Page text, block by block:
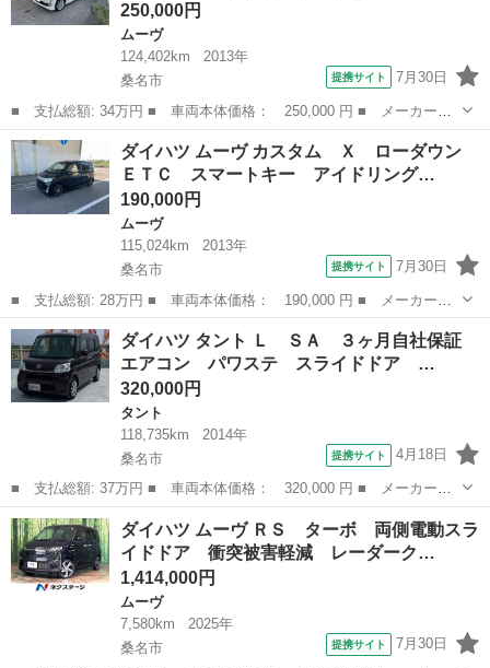
250,000円
ムーヴ
124,402km
2013年
桑名市
提携サイト 7月30日
■ 支払総額: 34万円 ■ 車両本体価格： 250,000 円 ■ メーカー
名： ダイハツ ■ 車種名： ムーヴ ■ グレード名： カスタム
ＲＳ ドライブレコーダー バックカメラ ナビ ＴＶ スマートキ
ー アイドリング...
三重 桑名市 ムーヴ
ダイハツ ムーヴ カスタム Ｘ ローダウン
ＥＴＣ スマートキー アイドリング…
190,000円
ムーヴ
115,024km
2013年
桑名市
提携サイト 7月30日
■ 支払総額: 28万円 ■ 車両本体価格： 190,000 円 ■ メーカー
名： ダイハツ ■ 車種名： ムーヴ ■ グレード名： カスタム
Ｘ ローダウン ＥＴＣ スマートキー アイドリングストップ 電
動格納ミラー ベ...
三重 桑名市 ムーヴ
ダイハツ タント Ｌ ＳＡ ３ヶ月自社保証
エアコン パワステ スライドドア …
320,000円
タント
118,735km
2014年
桑名市
提携サイト 4月18日
■ 支払総額: 37万円 ■ 車両本体価格： 320,000 円 ■ メーカー
名： ダイハツ ■ 車種名： タント ■ グレード名： Ｌ ＳＡ
３ヶ月自社保証 エアコン パワステ スライドドア キーレス 電
動格納ミラー ■...
三重 桑名市 タント
ダイハツ ムーヴ ＲＳ ターボ 両側電動スラ
イドドア 衝突被害軽減 レーダーク…
1,414,000円
ムーヴ
7,580km
2025年
桑名市
提携サイト 7月30日